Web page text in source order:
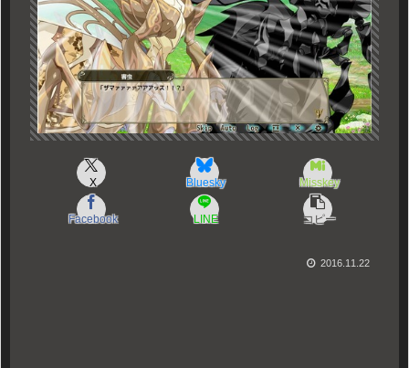
X Bluesky Misskey
Facebook LINE コピー
2016.11.22